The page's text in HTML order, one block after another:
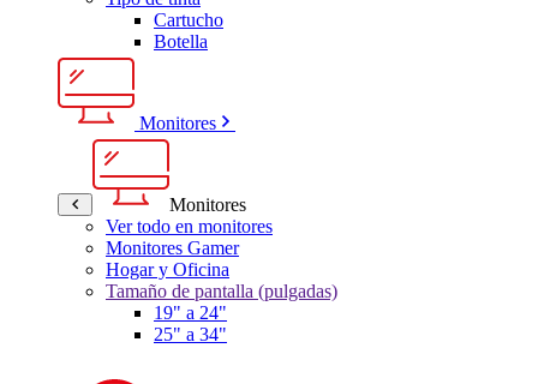
Cartucho
Botella
Monitores
Monitores
Ver todo en monitores
Monitores Gamer
Hogar y Oficina
Tamaño de pantalla (pulgadas)
19" a 24"
25" a 34"